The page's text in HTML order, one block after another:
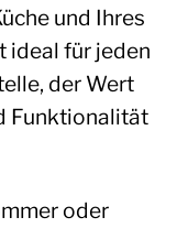
und Ihres
ideal für jeden
der Wert
Funktionalität
oder